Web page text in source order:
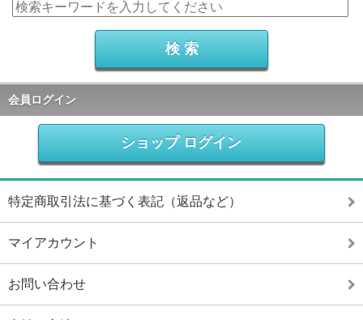
会員ログイン
ショップ ログイン
特定商取引法に基づく表記（返品など）
マイアカウント
お問い合わせ